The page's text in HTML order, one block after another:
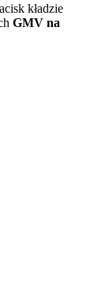
kładzie
GMV na